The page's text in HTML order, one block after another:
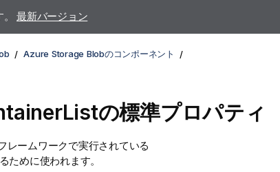
最新バージョン
Azure Storage Blobのコンポーネント
の標準プロパティ
レームワークで実行されている
ために使われます。